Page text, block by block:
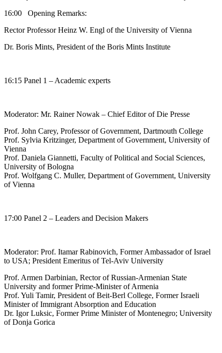
16:00 Opening Remarks:
Rector Professor Heinz W. Engl of the University of Vienna
Dr. Boris Mints, President of the Boris Mints Institute
16:15 Panel 1 – Academic experts
Moderator: Mr. Rainer Nowak – Chief Editor of Die Presse
Prof. John Carey, Professor of Government, Dartmouth College
Prof. Sylvia Kritzinger, Department of Government, University of
Vienna
Prof. Daniela Giannetti, Faculty of Political and Social Sciences,
University of Bologna
Prof. Wolfgang C. Muller, Department of Government, University
of Vienna
17:00 Panel 2 – Leaders and Decision Makers
Moderator: Prof. Itamar Rabinovich, Former Ambassador of Israel
to USA; President Emeritus of Tel-Aviv University
Prof. Armen Darbinian, Rector of Russian-Armenian State
University and former Prime-Minister of Armenia
Prof. Yuli Tamir, President of Beit-Berl College, Former Israeli
Minister of Immigrant Absorption and Education
Dr. Igor Luksic, Former Prime Minister of Montenegro; University
of Donja Gorica